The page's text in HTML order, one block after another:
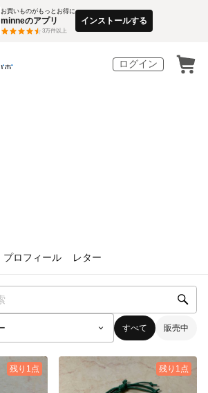
お買いものがもっとお得に
minneのアプリ
3万件以上
インストールする
ログイン
プロフィール レター
すべて 販売中
残り1点 残り1点